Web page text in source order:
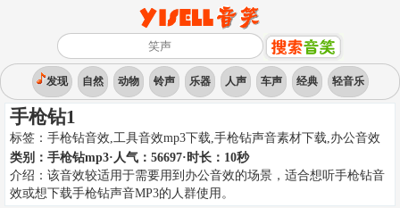
发现 自然 动物 铃声 乐器 人声 车声 经典 轻音乐
手枪钻1
标签： 手枪钻音效,工具音效mp3下载,手枪钻声音素材下载,办公音效
类别： 手枪钻mp3·人气：56697·时长： 10秒
介绍： 该音效较适用于需要用到办公音效的场景，适合想听手枪钻音
效或想下载手枪钻声音MP3的人群使用。